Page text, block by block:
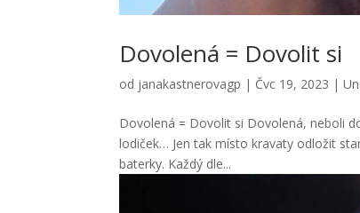
Dovolená = Dovolit si
od janakastnerovagp | Čvc 19, 2023 |
Dovolená = Dovolit si Dovolená, neboli
lodiček… Jen tak místo kravaty odložit
baterky. Každý dle...